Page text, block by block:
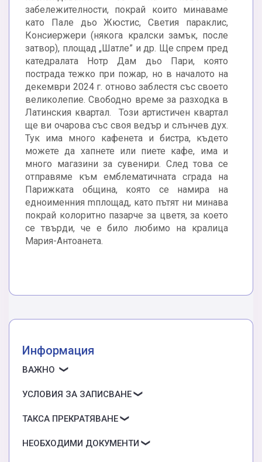
забележителности, покрай които минаваме
като Пале дьо Жюстис, Светия параклис,
Консиержери (някога кралски замък, после
затвор), площад „Шатле” и др. Ще спрем пред
катедралата Нотр Дам дьо Пари, която
пострада тежко при пожар, но в началото на
декември 2024 г. отново заблестя със своето
великолепие. Свободно време за разходка в
Латинския квартал. Този артистичен квартал
ще ви очарова със своя ведър и слънчев дух.
Тук има много кафенета и бистра, където
можете да хапнете или пиете кафе, има и
много магазини за сувенири. След това се
отправяме към емблематичната сграда на
Парижката община, която се намира на
едноименния mплощад, като пътят ни минава
покрай колоритно пазарче за цветя, за което
се твърди, че е било любимо на кралица
Мария-Антоанета.
Информация
ВАЖНО
УСЛОВИЯ ЗА ЗАПИСВАНЕ
ТАКСА ПРЕКРАТЯВАНЕ
НЕОБХОДИМИ ДОКУМЕНТИ